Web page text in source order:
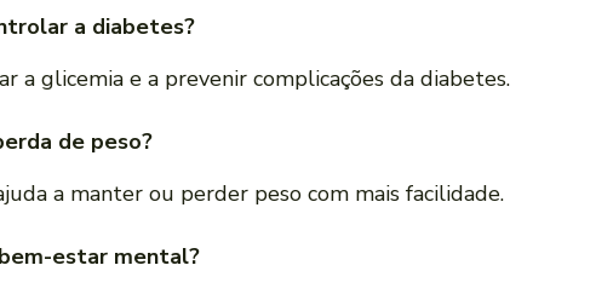
a diabetes?
a glicemia e a prevenir complicações da diabetes.
de peso?
a manter ou perder peso com mais facilidade.
estar mental?